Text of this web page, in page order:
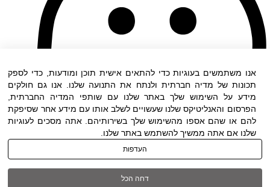
אנו משתמשים בעוגיות כדי להתאים אישית תוכן ומודעות, כדי לספק
תכונות של מדיה חברתית ולנתח את התנועה שלנו. אנו גם חולקים
מידע על השימוש שלך באתר שלנו עם שותפי המדיה החברתית,
הפרסום והאנליטיקס שלנו שעשויים לשלב אותו עם מידע אחר שסיפקת
להם או שהם אספו מהשימוש שלך בשירותיהם. אתה מסכים לעוגיות
שלנו אם אתה ממשיך להשתמש באתר שלנו.
העדפות
דחה הכל